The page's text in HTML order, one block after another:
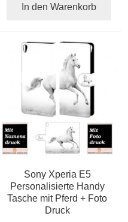
In den Warenkorb
Sony Xperia E5
Personalisierte Handy
Tasche mit Pferd + Foto
Druck